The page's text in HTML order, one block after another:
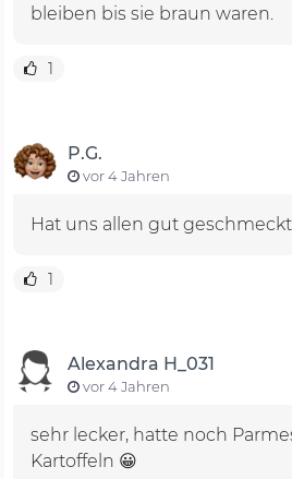
bleiben bis sie braun waren.
1
P.G.
vor 4 Jahren
Hat uns allen gut
1
Alexandra H_031
vor 4 Jahren
sehr lecker, hatte noch
Kartoffeln 😀